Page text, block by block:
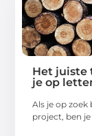
Het juiste
je op
Als je op
project, ben je